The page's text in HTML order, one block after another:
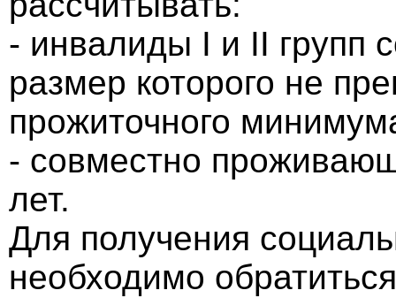
- инвалиды I и II групп
размер которого не
прожиточного
- совместно
лет.
Для получения
необходимо